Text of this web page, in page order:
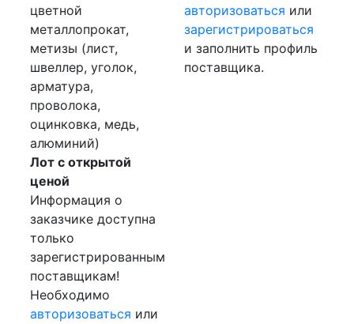
цветной
металлопрокат,
метизы (лист,
швеллер, уголок,
арматура,
проволока,
оцинковка, медь,
алюминий)
Лот с открытой
ценой
Информация о
заказчике доступна
только
зарегистрированным
поставщикам!
Необходимо
авторизоваться или
авторизоваться или
зарегистрироваться
и заполнить профиль
поставщика.